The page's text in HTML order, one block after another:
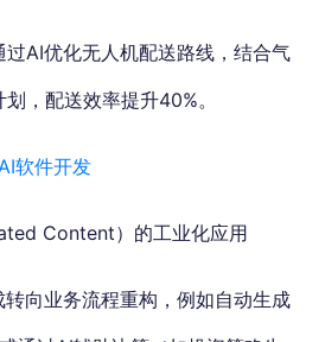
AI优化无人机配送路线，结合气
，配送效率提升40%。
软件开发
Content）的工业化应用
向业务流程重构，例如自动生成